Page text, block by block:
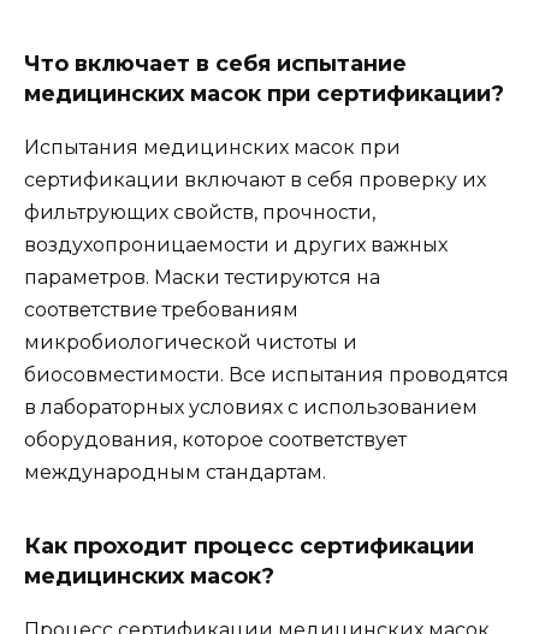
Что включает в себя испытание
медицинских масок при сертификации?
Испытания медицинских масок при
сертификации включают в себя проверку их
фильтрующих свойств, прочности,
воздухопроницаемости и других важных
параметров. Маски тестируются на
соответствие требованиям
микробиологической чистоты и
биосовместимости. Все испытания проводятся
в лабораторных условиях с использованием
оборудования, которое соответствует
международным стандартам.
Как проходит процесс сертификации
медицинских масок?